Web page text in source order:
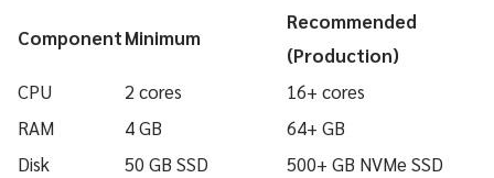
ComponentMinimum
Recommended
(Production)
CPU
2 cores
16+ cores
RAM
4 GB
64+ GB
Disk
50 GB SSD 500+ GB NVMe SSD